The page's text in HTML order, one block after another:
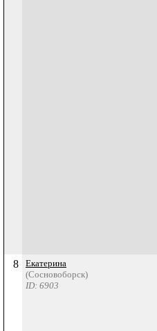
8
Екатерина
(Сосновоборск)
ID: 6903